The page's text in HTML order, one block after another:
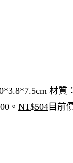
材質
。 NT$504 目前